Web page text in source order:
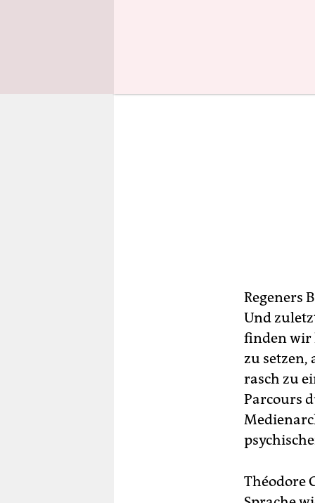
Regeners
Und
finden wir
zu setzen,
rasch zu
Parcours
Théodore